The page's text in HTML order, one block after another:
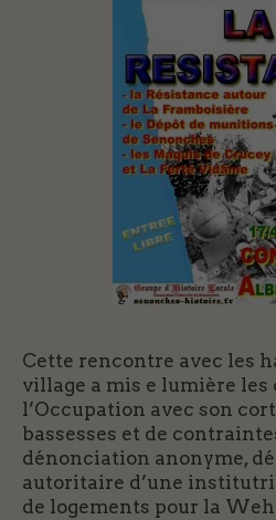
Cette rencontre avec les
village a mis e lumière les
l’Occupation avec son
bassesses et de
dénonciation anonyme,
autoritaire d’une
de logements pour la